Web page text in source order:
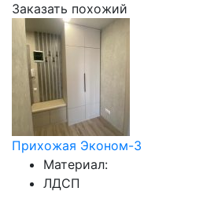
Заказать похожий
Прихожая Эконом-3
Материал:
ЛДСП